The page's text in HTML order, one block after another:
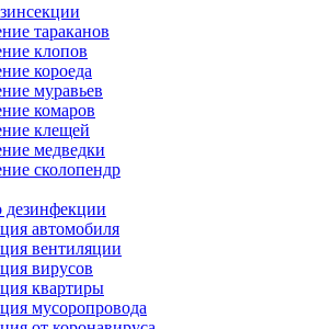
тараканов
клопов
короеда
муравьев
комаров
клещей
медведки
сколопендр
дезинфекции
автомобиля
вентиляции
вирусов
квартиры
мусоропровода